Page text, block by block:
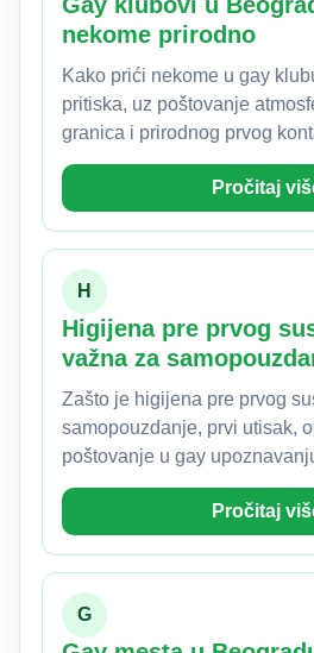
nekome prirodno
Kako prići nekome u gay
pritiska, uz poštovanje
granica i prirodnog prvog
Pročitaj
H
Higijena pre prvog
važna za
Zašto je higijena pre prvog
samopouzdanje, prvi utisak,
poštovanje u gay
Pročitaj
G